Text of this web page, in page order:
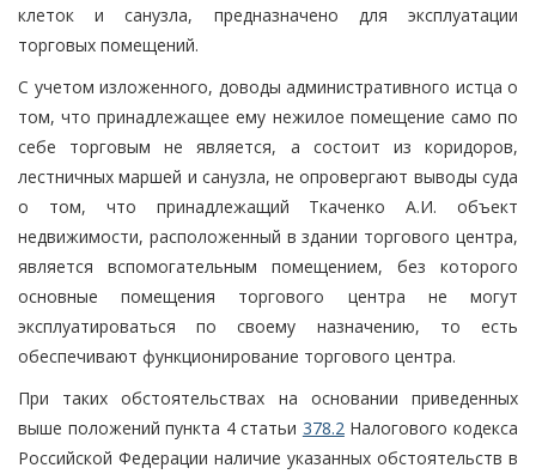
клеток и санузла, предназначено для эксплуатации
торговых помещений.
С учетом изложенного, доводы административного истца о
том, что принадлежащее ему нежилое помещение само по
себе торговым не является, а состоит из коридоров,
лестничных маршей и санузла, не опровергают выводы суда
о том, что принадлежащий Ткаченко А.И. объект
недвижимости, расположенный в здании торгового центра,
является вспомогательным помещением, без которого
основные помещения торгового центра не могут
эксплуатироваться по своему назначению, то есть
обеспечивают функционирование торгового центра.
При таких обстоятельствах на основании приведенных
выше положений пункта 4 статьи 378.2 Налогового кодекса
Российской Федерации наличие указанных обстоятельств в